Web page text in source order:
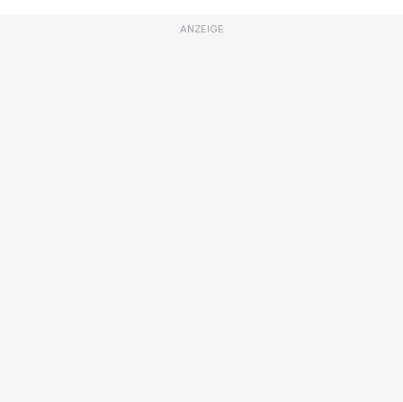
ANZEIGE